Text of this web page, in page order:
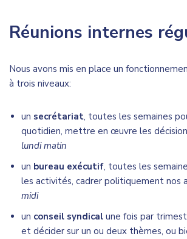
Réunions internes
Nous avons mis en place un
à trois niveaux:
un secrétariat, toutes les semaines
quotidien, mettre en œuvre les
lundi matin
un bureau exécutif, toutes les
les activités, cadrer politiquement nos
midi
un conseil syndical une fois par
et décider sur un ou deux thèmes, ou